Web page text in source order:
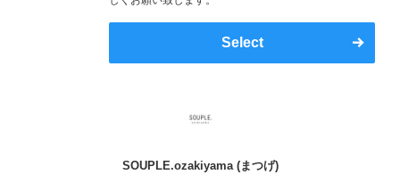
Select
SOUPLE.ozakiyama (まつげ)